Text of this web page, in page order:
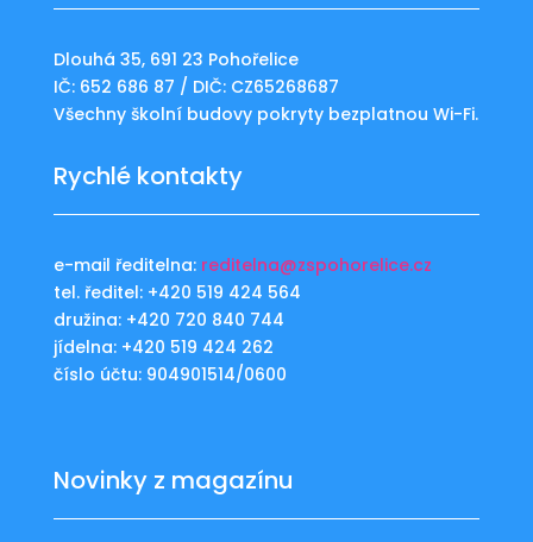
Dlouhá 35, 691 23 Pohořelice
IČ: 652 686 87 / DIČ: CZ65268687
Všechny školní budovy pokryty bezplatnou Wi-Fi.
Rychlé kontakty
e-mail ředitelna: reditelna@zspohorelice.cz
tel. ředitel: +420 519 424 564
družina: +420 720 840 744
jídelna: +420 519 424 262
číslo účtu: 904901514/0600
Novinky z magazínu